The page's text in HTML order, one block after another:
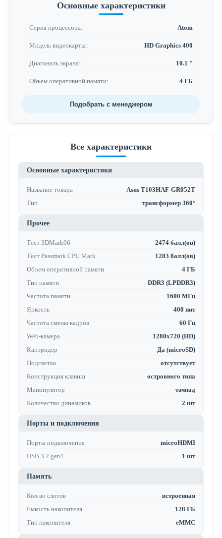
Основные характеристики
Серия процессора: Atom
Модель видеокарты: HD Graphics 400
Диагональ экрана: 10.1 "
Объем оперативной памяти: 4 ГБ
Подобрать с менеджером
Все характеристики
Основные характеристики
Название товара
Asus T103HAF-GR052T
Тип
трансформер 360°
Прочее
Тест 3DMark06
2474 балл(ов)
Тест Passmark CPU Mark
1283 балл(ов)
Объем оперативной памяти
4 ГБ
Тип памяти
DDR3 (LPDDR3)
Частота памяти
1600 МГц
Яркость
400 нит
Частота смены кадров
60 Гц
Web-камера
1280x720 (HD)
Картридер
Да (microSD)
Подсветка
отсутствует
Конструкция клавиш
островного типа
Манипулятор
тачпад
Количество динамиков
2 шт
Порты и подключения
Порты подключения
microHDMI
USB 3.2 gen1
1 шт
Память
Кол-во слотов
встроенная
Емкость накопителя
128 ГБ
Тип накопителя
eMMC